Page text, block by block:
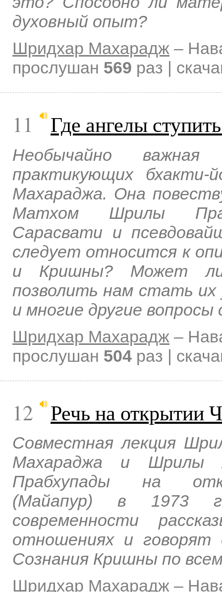
духовный опыт?
Шридхар Махарадж –
прослушан 569 раз |
11 Где ангелы
Необычайно важная
практикующих
Махараджа. Она
Матхом Шрилы
Сарасвати и
следует относится к
и Кришны? Может ли
позволить нам стать
и многие другие
Шридхар Махарадж –
прослушан 504 раз |
12 Речь на открытии
Совместная лекция
Махараджа и Шрилы
Прабхупады на
(Майапур) в 1973
современности
отношениях и говорят
Сознания Кришны по
Шридхар Махарадж –